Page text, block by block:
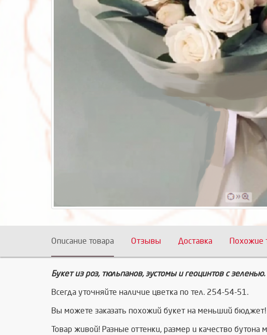
Описание товара Отзывы Доставка Похожие
Букет из роз, тюльпанов, эустомы и геоцинтов с зеленью.
Всегда уточняйте наличие цветка по тел. 254-54-51.
Вы можете заказать похожий букет на меньший бюджет!
Товар живой! Разные оттенки, размер и качество бутона